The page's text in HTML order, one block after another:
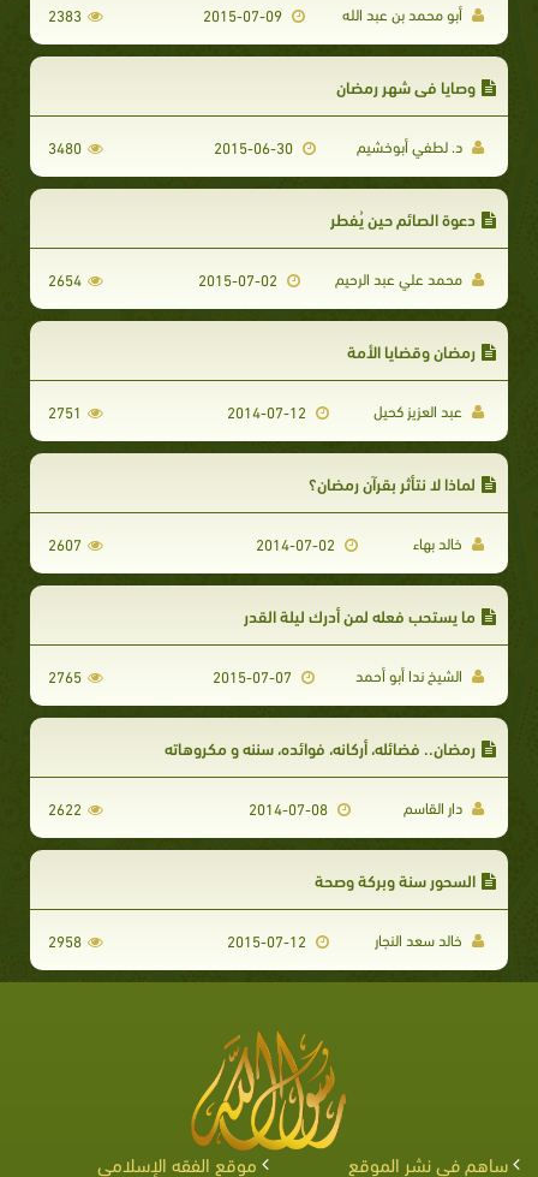
أبو محمد بن عبد الله 2383
وصايا في شهر رمضان
د. لطفي أبوخشيم 3480
دعوة الصائم حين يُفطر
محمد علي عبد الرحيم 2654
رمضان وقضايا الأمة
عبد العزيز كحيل 2751
لماذا لا نتأثر بقرآن رمضان؟
خالد بهاء 2607
ما يستحب فعله لمن أدرك ليلة القدر
الشيخ ندا أبو أحمد 2765
رمضان.. فضائله، أركانه، فوائده، سننه و مكروهاته
دار القاسم 2622
السحور سنة وبركة وصحة
خالد سعد النجار 2958
ساهم في نشر الموقع موقع الفقه الإسلامي